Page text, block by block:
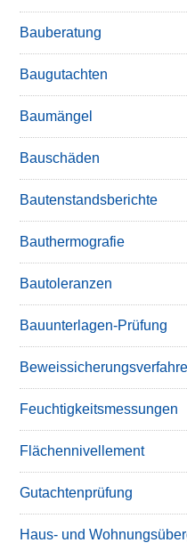
Bauberatung
Baugutachten
Baumängel
Bauschäden
Bautenstandsberichte
Bauthermografie
Bautoleranzen
Bauunterlagen-Prüfung
Feuchtigkeitsmessungen
Flächennivellement
Gutachtenprüfung
Haus- und